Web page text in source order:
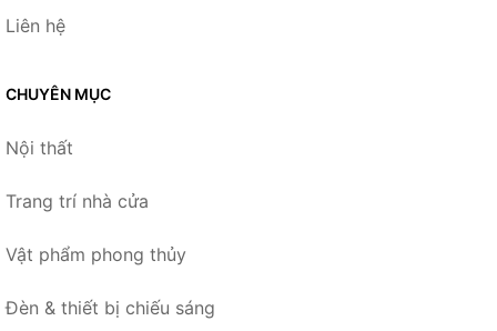
Liên hệ
CHUYÊN MỤC
Nội thất
Trang trí nhà cửa
Vật phẩm phong thủy
Đèn & thiết bị chiếu sáng